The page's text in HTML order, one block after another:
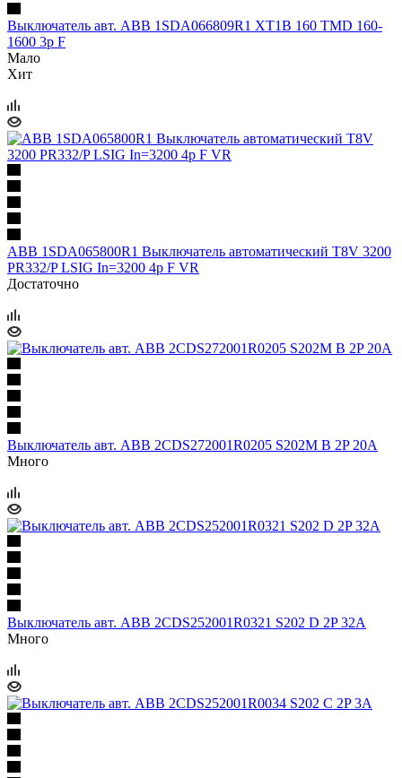
Выключатель авт. ABB 1SDA066809R1 XT1B 160 TMD 160-
1600 3p F
Мало
Хит
ABB 1SDA065800R1 Выключатель автоматический T8V 3200
PR332/P LSIG In=3200 4p F VR
Достаточно
Выключатель авт. ABB 2CDS272001R0205 S202М B 2P 20A
Много
Выключатель авт. ABB 2CDS252001R0321 S202 D 2P 32A
Много